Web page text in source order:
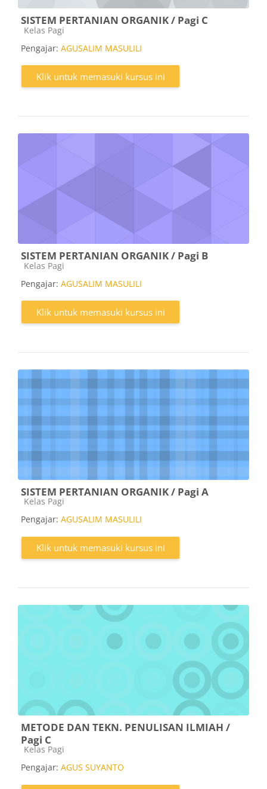
SISTEM PERTANIAN ORGANIK / Pagi C
Kategori kursus
Kelas Pagi
Pengajar: AGUSALIM MASULILI
Klik untuk memasuki kursus ini
SISTEM PERTANIAN ORGANIK / Pagi B
Kategori kursus
Kelas Pagi
Pengajar: AGUSALIM MASULILI
Klik untuk memasuki kursus ini
SISTEM PERTANIAN ORGANIK / Pagi A
Kategori kursus
Kelas Pagi
Pengajar: AGUSALIM MASULILI
Klik untuk memasuki kursus ini
METODE DAN TEKN. PENULISAN ILMIAH /
Pagi C
Kategori kursus
Kelas Pagi
Pengajar: AGUS SUYANTO